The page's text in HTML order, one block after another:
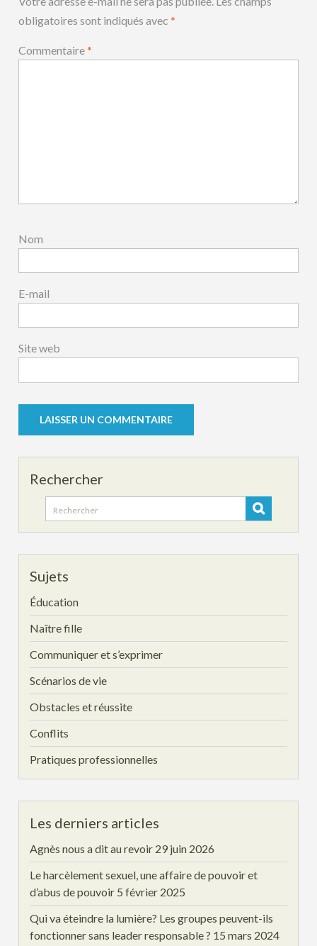
obligatoires sont indiqués avec*
Commentaire*
Nom
E-mail
Site web
Rechercher
Search
for:
Sujets
Éducation
Naître fille
Communiquer et s’exprimer
Scénarios de vie
Obstacles et réussite
Conflits
Pratiques professionnelles
Les derniers articles
Agnès nous a dit au revoir 29 juin 2026
Le harcèlement sexuel, une affaire de pouvoir et
d’abus de pouvoir 5 février 2025
Qui va éteindre la lumière? Les groupes peuvent-ils
fonctionner sans leader responsable ? 15 mars 2024